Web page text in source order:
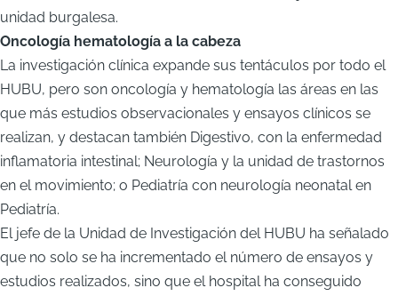
unidad burgalesa.
Oncología hematología a la cabeza
La investigación clínica expande sus tentáculos por todo el
HUBU, pero son oncología y hematología las áreas en las
que más estudios observacionales y ensayos clínicos se
realizan, y destacan también Digestivo, con la enfermedad
inflamatoria intestinal; Neurología y la unidad de trastornos
en el movimiento; o Pediatría con neurología neonatal en
Pediatría.
El jefe de la Unidad de Investigación del HUBU ha señalado
que no solo se ha incrementado el número de ensayos y
estudios realizados, sino que el hospital ha conseguido